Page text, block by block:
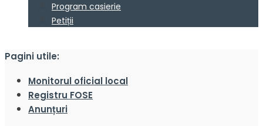
Program casierie
Petiții
Pagini utile:
Monitorul oficial local
Registru FOSE
Anunțuri